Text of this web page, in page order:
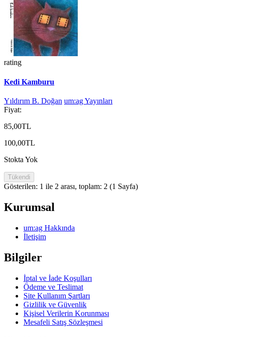
rating
Kedi Kamburu
Yıldırım B. Doğan um:ag Yayınları
Fiyat:
85,00TL
100,00TL
Stokta Yok
Tükendi
Gösterilen: 1 ile 2 arası, toplam: 2 (1 Sayfa)
Kurumsal
um:ag Hakkında
İletişim
Bilgiler
İptal ve İade Koşulları
Ödeme ve Teslimat
Site Kullanım Şartları
Gizlilik ve Güvenlik
Kişisel Verilerin Korunması
Mesafeli Satış Sözleşmesi